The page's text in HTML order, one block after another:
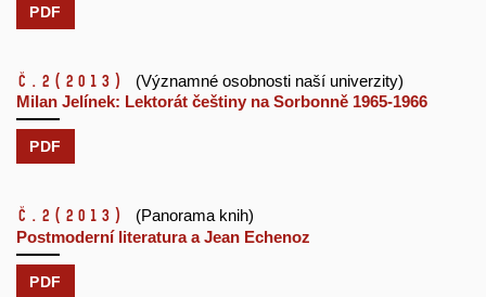
PDF
č.2 (2013)
(Významné osobnosti naší univerzity)
Milan Jelínek: Lektorát češtiny na Sorbonně 1965-1966
PDF
č.2 (2013)
(Panorama knih)
Postmoderní literatura a Jean Echenoz
PDF